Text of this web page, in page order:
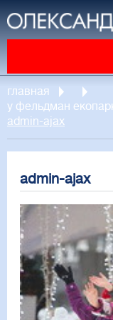
главная
у фельдман
admin-ajax
admin-ajax